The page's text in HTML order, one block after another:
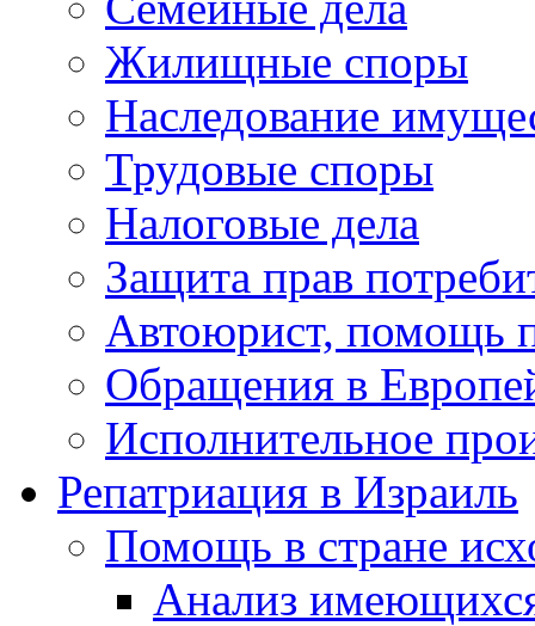
Жилищные споры
Наследование
Трудовые споры
Налоговые дела
Защита прав
Автоюрист, помощь
Обращения в
Исполнительное
Репатриация в Израиль
Помощь в стране
Анализ